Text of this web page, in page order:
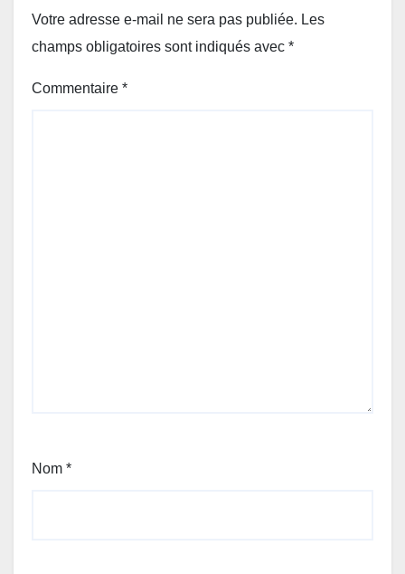
Votre adresse e-mail ne sera pas publiée. Les
champs obligatoires sont indiqués avec *
Commentaire *
Nom *